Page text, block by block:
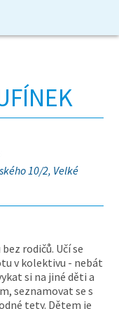
10/2, Velké
rodičů. Učí se
v kolektivu - nebát
si na jiné děti a
seznamovat se s
tety. Dětem je